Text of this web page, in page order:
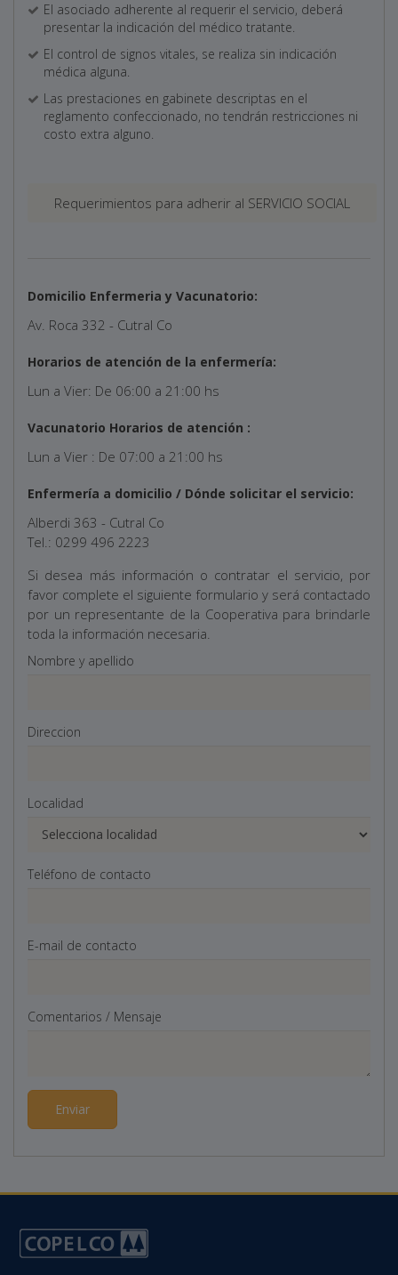
El asociado adherente al requerir el servicio, deberá
presentar la indicación del médico tratante.
El control de signos vitales, se realiza sin indicación
médica alguna.
Las prestaciones en gabinete descriptas en el
reglamento confeccionado, no tendrán restricciones ni
costo extra alguno.
Requerimientos para adherir al SERVICIO SOCIAL
Domicilio Enfermeria y Vacunatorio:
Av. Roca 332 - Cutral Co
Horarios de atención de la enfermería:
Lun a Vier: De 06:00 a 21:00 hs
Vacunatorio Horarios de atención :
Lun a Vier : De 07:00 a 21:00 hs
Enfermería a domicilio / Dónde solicitar el servicio:
Alberdi 363 - Cutral Co
Tel.: 0299 496 2223
Si desea más información o contratar el servicio, por
favor complete el siguiente formulario y será contactado
por un representante de la Cooperativa para brindarle
toda la información necesaria.
Nombre y apellido
Direccion
Localidad
Teléfono de contacto
E-mail de contacto
Comentarios / Mensaje
Enviar